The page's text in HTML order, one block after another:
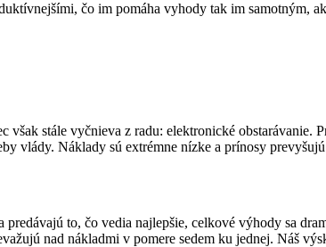
čo im pomáha vyhody tak im samotným,
stále vyčnieva z radu: elektronické obstarávanie.
vlády. Náklady sú extrémne nízke a prínosy
to, čo vedia najlepšie, celkové výhody sa
nad nákladmi v pomere sedem ku jednej. Náš